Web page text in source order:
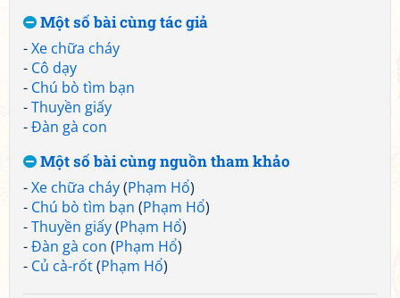
Một số bài cùng tác giả
-Xe chữa cháy
- Cô dạy
- Chú bò tìm bạn
-Thuyền giấy
-Đàn gà con
Một số bài cùng nguồn tham khảo
-Xe chữa cháy(Phạm Hổ)
- Chú bò tìm bạn (Phạm Hổ)
-Thuyền giấy(Phạm Hổ)
-Đàn gà con (Phạm Hổ)
- Củ cà-rốt(Phạm Hổ)